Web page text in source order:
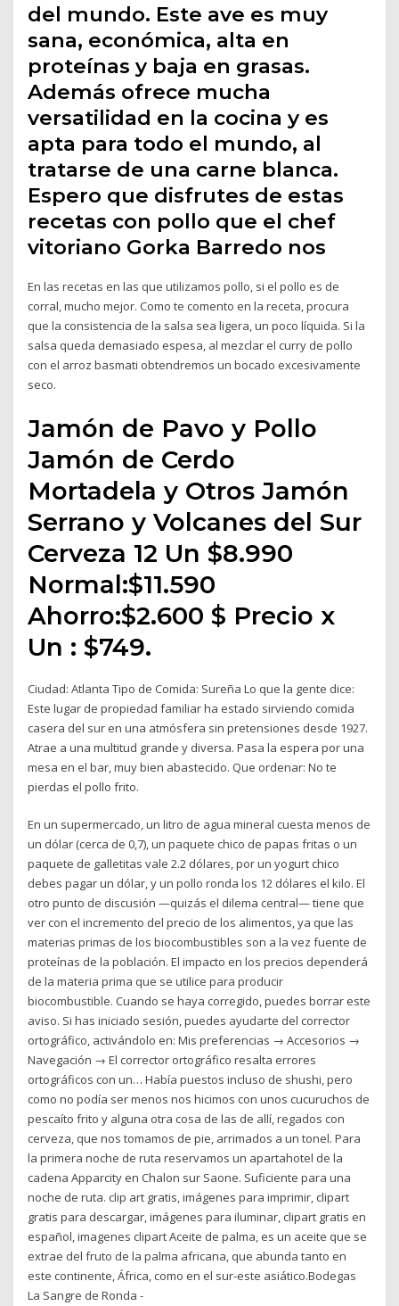
del mundo. Este ave es muy
sana, económica, alta en
proteínas y baja en grasas.
Además ofrece mucha
versatilidad en la cocina y es
apta para todo el mundo, al
tratarse de una carne blanca.
Espero que disfrutes de estas
recetas con pollo que el chef
vitoriano Gorka Barredo nos
En las recetas en las que utilizamos pollo, si el pollo es de
corral, mucho mejor. Como te comento en la receta, procura
que la consistencia de la salsa sea ligera, un poco líquida. Si la
salsa queda demasiado espesa, al mezclar el curry de pollo
con el arroz basmati obtendremos un bocado excesivamente
seco.
Jamón de Pavo y Pollo
Jamón de Cerdo
Mortadela y Otros Jamón
Serrano y Volcanes del Sur
Cerveza 12 Un $8.990
Normal:$11.590
Ahorro:$2.600 $ Precio x
Un : $749.
Ciudad: Atlanta Tipo de Comida: Sureña Lo que la gente dice:
Este lugar de propiedad familiar ha estado sirviendo comida
casera del sur en una atmósfera sin pretensiones desde 1927.
Atrae a una multitud grande y diversa. Pasa la espera por una
mesa en el bar, muy bien abastecido. Que ordenar: No te
pierdas el pollo frito.
En un supermercado, un litro de agua mineral cuesta menos de
un dólar (cerca de 0,7), un paquete chico de papas fritas o un
paquete de galletitas vale 2.2 dólares, por un yogurt chico
debes pagar un dólar, y un pollo ronda los 12 dólares el kilo. El
otro punto de discusión —quizás el dilema central— tiene que
ver con el incremento del precio de los alimentos, ya que las
materias primas de los biocombustibles son a la vez fuente de
proteínas de la población. El impacto en los precios dependerá
de la materia prima que se utilice para producir
biocombustible. Cuando se haya corregido, puedes borrar este
aviso. Si has iniciado sesión, puedes ayudarte del corrector
ortográfico, activándolo en: Mis preferencias → Accesorios →
Navegación → El corrector ortográfico resalta errores
ortográficos con un… Había puestos incluso de shushi, pero
como no podía ser menos nos hicimos con unos cucuruchos de
pescaíto frito y alguna otra cosa de las de allí, regados con
cerveza, que nos tomamos de pie, arrimados a un tonel. Para
la primera noche de ruta reservamos un apartahotel de la
cadena Apparcity en Chalon sur Saone. Suficiente para una
noche de ruta. clip art gratis, imágenes para imprimir, clipart
gratis para descargar, imágenes para iluminar, clipart gratis en
español, imagenes clipart Aceite de palma, es un aceite que se
extrae del fruto de la palma africana, que abunda tanto en
este continente, África, como en el sur-este asiático.Bodegas
La Sangre de Ronda -